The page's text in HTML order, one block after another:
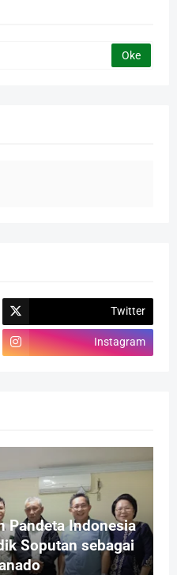
Twitter
Instagram
Pandeta Indonesia
Soputan sebagai